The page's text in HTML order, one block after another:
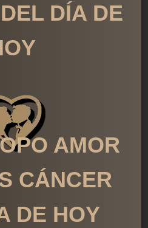
DÍA DE
AMOR
CÁNCER
DE HOY